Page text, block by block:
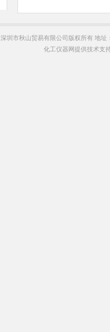
深圳市秋山贸易有限公司版权所有 地址
化工仪器网提供技术支